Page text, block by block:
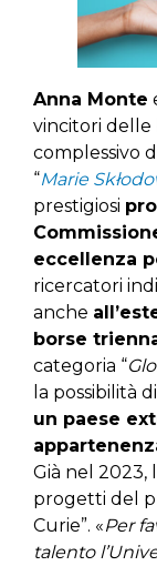
Anna Monte
vincitori delle
complessivo
“Marie
prestigiosi
eccellenza
ricercatori
anche
borse
categoria “
la possibilità
un paese
Già nel 2023,
progetti del
Curie”. «Per
talento